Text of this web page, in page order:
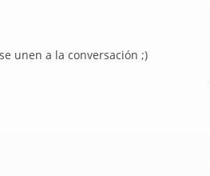
unen a la conversación ;)